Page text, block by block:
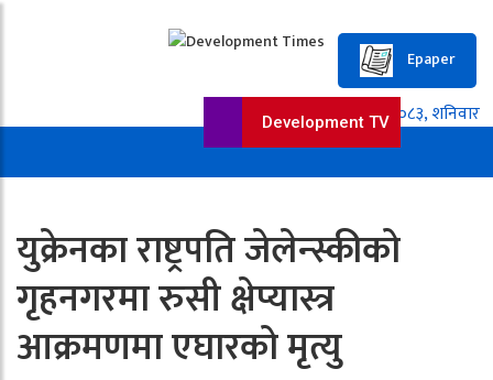
Epaper
Development TV
युक्रेनका राष्ट्रपति जेलेन्स्कीको
गृहनगरमा रुसी क्षेप्यास्त्र
आक्रमणमा एघारको मृत्यु